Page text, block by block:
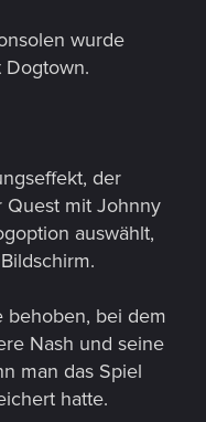
wurde
Dogtown.
der
Quest mit Johnny
auswählt,
behoben, bei dem
Nash und seine
man das Spiel
hatte.